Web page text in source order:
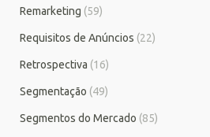
Remarketing (59)
Requisitos de Anúncios (22)
Retrospectiva (16)
Segmentação (49)
Segmentos do Mercado (85)